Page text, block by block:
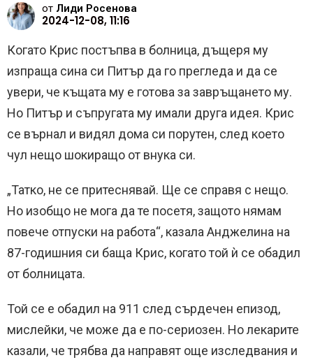
от Лиди Росенова
2024-12-08, 11:16
Когато Крис постъпва в болница, дъщеря му
изпраща сина си Питър да го прегледа и да се
увери, че къщата му е готова за завръщането му.
Но Питър и съпругата му имали друга идея. Крис
се върнал и видял дома си порутен, след което
чул нещо шокиращо от внука си.
„Татко, не се притеснявай. Ще се справя с нещо.
Но изобщо не мога да те посетя, защото нямам
повече отпуски на работа“, казала Анджелина на
87-годишния си баща Крис, когато той ѝ се обадил
от болницата.
Той се е обадил на 911 след сърдечен епизод,
мислейки, че може да е по-сериозен. Но лекарите
казали, че трябва да направят още изследвания и